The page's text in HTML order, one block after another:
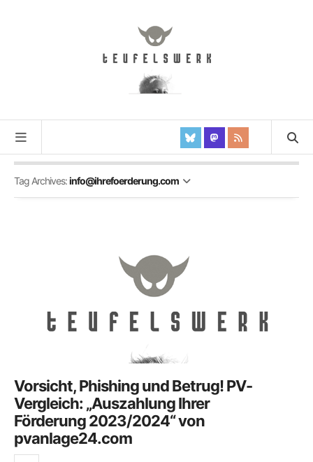
Tag Archives:info@ihrefoerderung.com
Vorsicht, Phishing und Betrug! PV-
Vergleich: „Auszahlung Ihrer
Förderung 2023/2024“ von
pvanlage24.com